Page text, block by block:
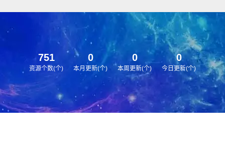
751
资源个数(个)
0
本月更新(个)
0
本周更新(个)
0
今日更新(个)